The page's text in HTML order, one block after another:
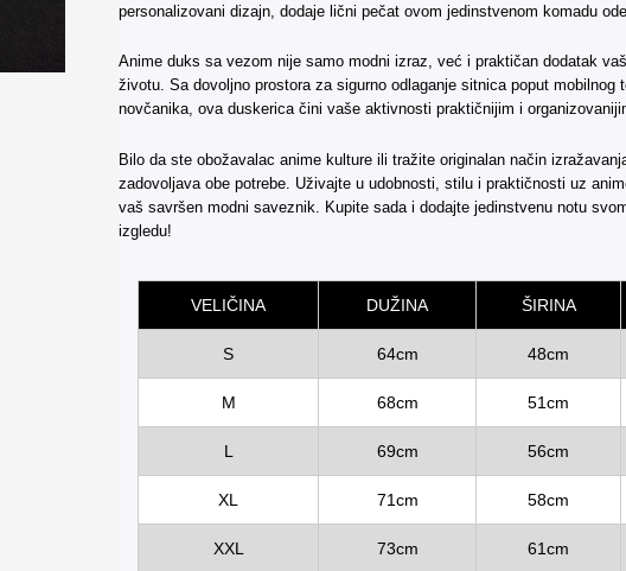
personalizovani dizajn, dodaje lični pečat ovom jedinstvenom komadu
Anime duks sa vezom nije samo modni izraz, već i praktičan dodatak
životu. Sa dovoljno prostora za sigurno odlaganje sitnica poput mobilnog
novčanika, ova duskerica čini vaše aktivnosti praktičnijim i
Bilo da ste obožavalac anime kulture ili tražite originalan način
zadovoljava obe potrebe. Uživajte u udobnosti, stilu i praktičnosti uz
vaš savršen modni saveznik. Kupite sada i dodajte jedinstvenu notu
izgledu!
VELIČINA DUŽINA ŠIRINA
S 64cm 48cm
M 68cm 51cm
L 69cm 56cm
XL 71cm 58cm
XXL 73cm 61cm